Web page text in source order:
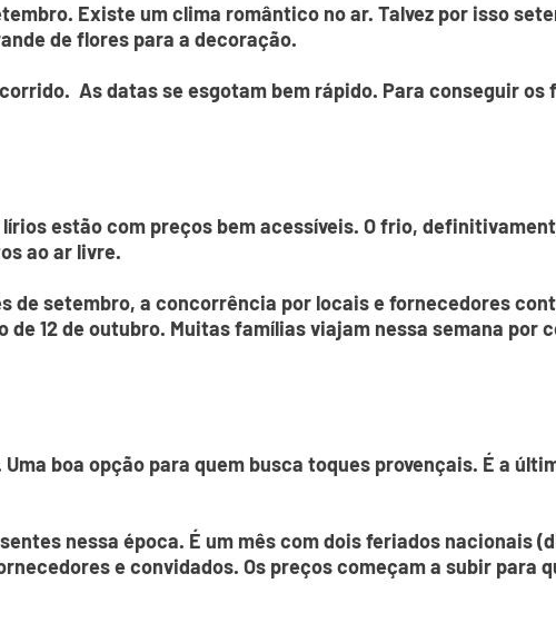
Existe um clima romântico no ar. Talvez por isso
de flores para a decoração.
As datas se esgotam bem rápido. Para conseguir os
estão com preços bem acessíveis. O frio,
ao ar livre.
de setembro, a concorrência por locais e fornecedores
12 de outubro. Muitas famílias viajam nessa semana por
boa opção para quem busca toques provençais. É a
nessa época. É um mês com dois feriados nacionais
e convidados. Os preços começam a subir para